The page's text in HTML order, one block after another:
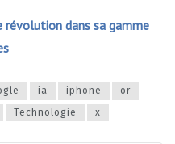
révolution dans sa gamme
ia iphone
or
Technologie x